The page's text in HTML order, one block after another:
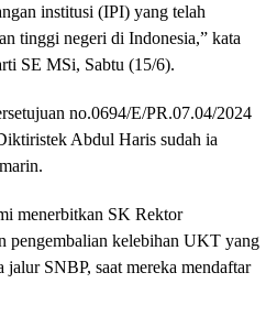
institusi (IPI) yang telah
tinggi negeri di Indonesia,” kata
SE MSi, Sabtu (15/6).
no.0694/E/PR.07.04/2024
Abdul Haris sudah ia
menerbitkan SK Rektor
pengembalian kelebihan UKT yang
jalur SNBP, saat mereka mendaftar